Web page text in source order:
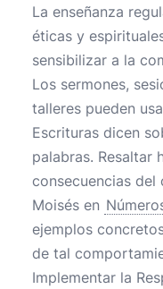
La enseñanza
éticas y
sensibilizar a la
Los sermones,
talleres pueden
Escrituras dicen
palabras. Resaltar
consecuencias del
Moisés en
ejemplos
de tal
Implementar la